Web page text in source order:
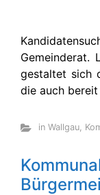
Gemeinderat.
gestaltet sich
die auch
in Wallgau,